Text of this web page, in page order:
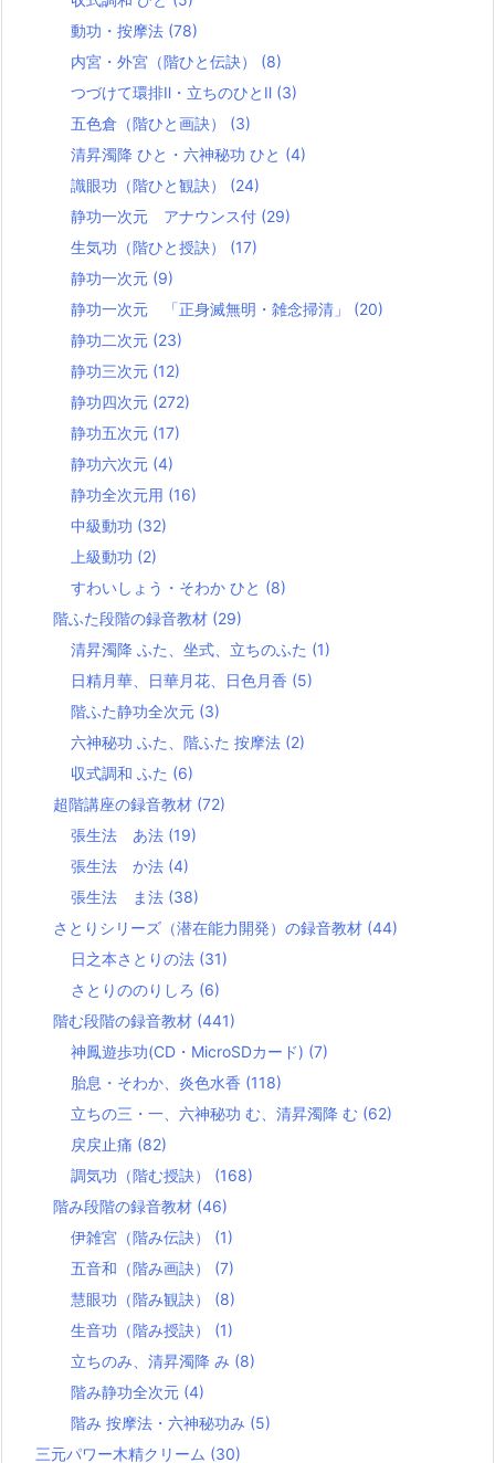
動功・按摩法 (78)
内宮・外宮（階ひと伝訣） (8)
つづけて環排Ⅱ・立ちのひとⅡ (3)
五色倉（階ひと画訣） (3)
清昇濁降 ひと・六神秘功 ひと (4)
識眼功（階ひと観訣） (24)
静功一次元 アナウンス付 (29)
生気功（階ひと授訣） (17)
静功一次元 (9)
静功一次元 「正身滅無明・雑念掃清」 (20)
静功二次元 (23)
静功三次元 (12)
静功四次元 (272)
静功五次元 (17)
静功六次元 (4)
静功全次元用 (16)
中級動功 (32)
上級動功 (2)
すわいしょう・そわか ひと (8)
階ふた段階の録音教材 (29)
清昇濁降 ふた、坐式、立ちのふた (1)
日精月華、日華月花、日色月香 (5)
階ふた静功全次元 (3)
六神秘功 ふた、階ふた 按摩法 (2)
収式調和 ふた (6)
超階講座の録音教材 (72)
張生法 あ法 (19)
張生法 か法 (4)
張生法 ま法 (38)
さとりシリーズ（潜在能力開発）の録音教材 (44)
日之本さとりの法 (31)
さとりののりしろ (6)
階む段階の録音教材 (441)
神鳳遊歩功(CD・MicroSDカード) (7)
胎息・そわか、炎色水香 (118)
立ちの三・一、六神秘功 む、清昇濁降 む (62)
戻戻止痛 (82)
調気功（階む授訣） (168)
階み段階の録音教材 (46)
伊雑宮（階み伝訣） (1)
五音和（階み画訣） (7)
慧眼功（階み観訣） (8)
生音功（階み授訣） (1)
立ちのみ、清昇濁降 み (8)
階み静功全次元 (4)
階み 按摩法・六神秘功み (5)
三元パワー木精クリーム (30)